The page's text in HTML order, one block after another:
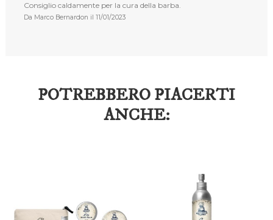
Consiglio caldamente per la cura della barba.
Da Marco Bernardon il 11/01/2023
POTREBBERO PIACERTI
ANCHE: